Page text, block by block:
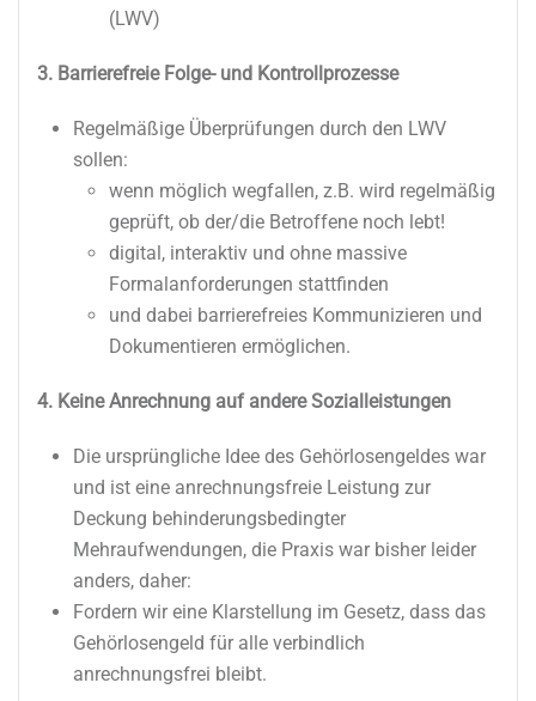
(LWV)
3. Barrierefreie Folge- und Kontrollprozesse
Regelmäßige Überprüfungen durch den LWV
sollen:
wenn möglich wegfallen, z.B. wird regelmäßig
geprüft, ob der/die Betroffene noch lebt!
digital, interaktiv und ohne massive
Formalanforderungen stattfinden
und dabei barrierefreies Kommunizieren und
Dokumentieren ermöglichen.
4. Keine Anrechnung auf andere Sozialleistungen
Die ursprüngliche Idee des Gehörlosengeldes war
und ist eine anrechnungsfreie Leistung zur
Deckung behinderungsbedingter
Mehraufwendungen, die Praxis war bisher leider
anders, daher:
Fordern wir eine Klarstellung im Gesetz, dass das
Gehörlosengeld für alle verbindlich
anrechnungsfrei bleibt.